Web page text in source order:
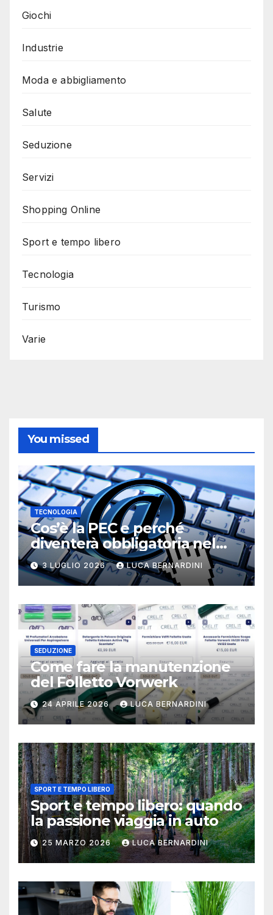
Giochi
Industrie
Moda e abbigliamento
Salute
Seduzione
Servizi
Shopping Online
Sport e tempo libero
Tecnologia
Turismo
Varie
You missed
TECNOLOGIA
Cos’è la PEC e perché
diventerà obbligatoria nel
2026?
3 LUGLIO 2026 LUCA BERNARDINI
SEDUZIONE
Come fare la manutenzione
del Folletto Vorwerk
24 APRILE 2026 LUCA BERNARDINI
SPORT E TEMPO LIBERO
Sport e tempo libero: quando
la passione viaggia in auto
25 MARZO 2026 LUCA BERNARDINI